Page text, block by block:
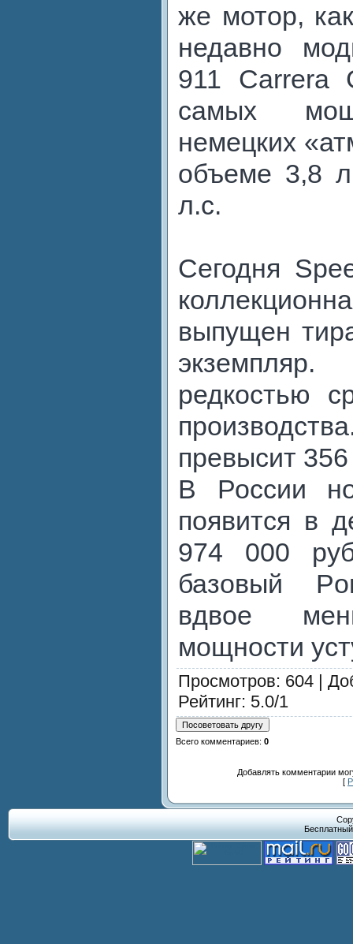
же мотор,
недавно
911 Carrera
самых
немецких
объеме 3,8
л.с.
Сегодня
выпущен
редкостью
превысит
В России
появится в
974 000
базовый
вдвое
мощности
Просмотров: 604 |
Рейтинг: 5.0/1
Всего комментариев: 0
Добавлять комментарии
[